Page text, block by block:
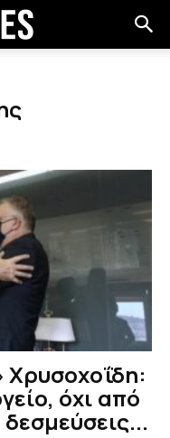
Χρυσοχοΐδη:
όχι από